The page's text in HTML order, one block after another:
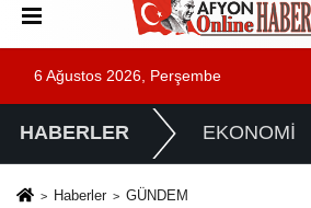
6 Ağustos 2026, Perşembe
HABERLER EKONOMİ
Haberler GÜNDEM